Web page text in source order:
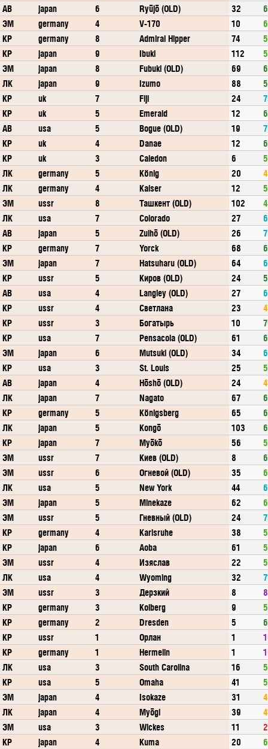
АВ
japan 6 Ryūjō (OLD) 32
ЭМ
germany 4 V-170 10
КР
germany 8 Admiral Hipper 74
КР
japan 9 Ibuki 112
ЭМ
japan 8 Fubuki (OLD) 69
ЛК
japan 9 Izumo 88
КР
uk 7 Fiji 24
КР
uk 5 Emerald 12
АВ
usa 5 Bogue (OLD) 19
КР
uk 4 Danae 12
КР
uk 3 Caledon 6
ЛК
germany 5 König 20
ЛК
germany 4 Kaiser 12
ЭМ
ussr 8 Ташкент (OLD) 102
ЛК
usa 7 Colorado 27
АВ
japan 5 Zuihō (OLD) 26
КР
germany 7 Yorck 68
ЭМ
japan 7 Hatsuharu (OLD) 64
КР
ussr 5 Киров (OLD) 24
АВ
usa 4 Langley (OLD) 27
КР
ussr 4 Светлана 23
КР
ussr 3 Богатырь 10
КР
usa 7 Pensacola (OLD) 61
ЭМ
japan 6 Mutsuki (OLD) 34
КР
usa 3 St. Louis 25
АВ
japan 4 Hōshō (OLD) 24
ЛК
japan 7 Nagato 67
КР
germany 5 Königsberg 65
ЛК
japan 5 Kongō 103
КР
japan 7 Myōkō 56
ЭМ
ussr 7 Киев (OLD) 8
ЭМ
ussr 6 Огневой (OLD) 35
ЛК
usa 5 New York 44
ЭМ
japan 5 Minekaze 62
ЭМ
ussr 5 Гневный (OLD) 24
КР
germany 4 Karlsruhe 38
КР
japan 6 Aoba 61
ЭМ
ussr 4 Изяслав 22
ЛК
usa 4 Wyoming 32
ЭМ
ussr 3 Дерзкий 8
КР
germany 3 Kolberg 9
КР
germany 2 Dresden 5
КР
ussr 1 Орлан 1
КР
germany 1 Hermelin 1
ЛК
usa 3 South Carolina 16
КР
usa 5 Omaha 41
ЭМ
japan 4 Isokaze 31
ЛК
japan 4 Myōgi 39
ЭМ
usa 3 Wickes 11
КР
japan 4 Kuma 20